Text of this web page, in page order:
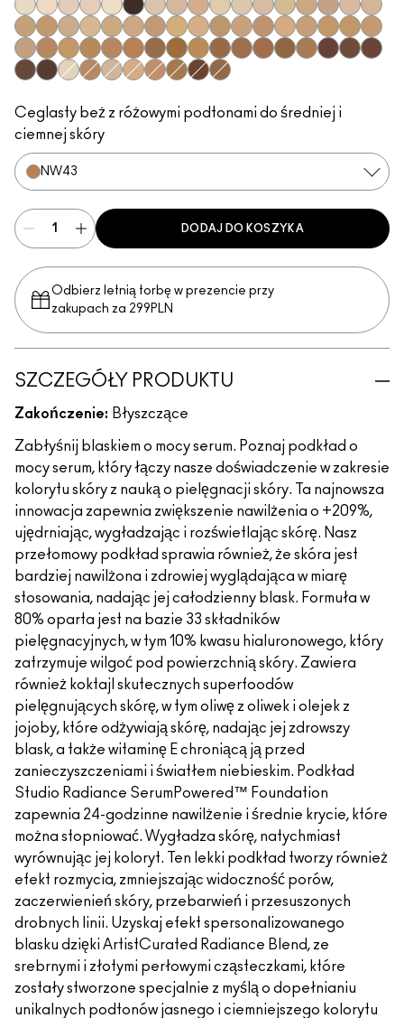
NW5N10NW8NW7NC7NC66NC10NW10N11NC11NC11.5
NW11NC12NC14.5
N12N18NW13
NC15NC16NC17NC17.5
NC18NW15NW18NC20NW20
NC25C3.5NW22NW25
NC27NC30NC35NC37
NC38NW35NC40NC42NW40NW43NW45NC45NC47NC50NW47
Ceglasty beż z różowymi podtonami do średniej i
ciemnej skóry
NW43
DODAJ DO KOSZYKA
Odbierz letnią torbę w prezencie przy
zakupach za 299PLN
SZCZEGÓŁY PRODUKTU
Zakończenie: Błyszczące
Zabłyśnij blaskiem o mocy serum. Poznaj podkład o
mocy serum, który łączy nasze doświadczenie w zakresie
kolorytu skóry z nauką o pielęgnacji skóry. Ta najnowsza
innowacja zapewnia zwiększenie nawilżenia o +209%,
ujędrniając, wygładzając i rozświetlając skórę. Nasz
przełomowy podkład sprawia również, że skóra jest
bardziej nawilżona i zdrowiej wyglądająca w miarę
stosowania, nadając jej całodzienny blask. Formuła w
80% oparta jest na bazie 33 składników
pielęgnacyjnych, w tym 10% kwasu hialuronowego, który
zatrzymuje wilgoć pod powierzchnią skóry. Zawiera
również koktajl skutecznych superfoodów
pielęgnujących skórę, w tym oliwę z oliwek i olejek z
jojoby, które odżywiają skórę, nadając jej zdrowszy
blask, a także witaminę E chroniącą ją przed
zanieczyszczeniami i światłem niebieskim. Podkład
Studio Radiance SerumPowered™ Foundation
zapewnia 24-godzinne nawilżenie i średnie krycie, które
można stopniować. Wygładza skórę, natychmiast
wyrównując jej koloryt. Ten lekki podkład tworzy również
efekt rozmycia, zmniejszając widoczność porów,
zaczerwienień skóry, przebarwień i przesuszonych
drobnych linii. Uzyskaj efekt spersonalizowanego
blasku dzięki ArtistCurated Radiance Blend, ze
srebrnymi i złotymi perłowymi cząsteczkami, które
zostały stworzone specjalnie z myślą o dopełnianiu
unikalnych podtonów jasnego i ciemniejszego kolorytu